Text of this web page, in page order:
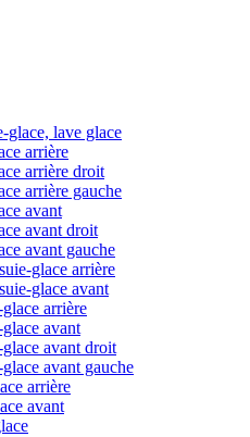
glace, lave glace
arrière
arrière droit
arrière gauche
avant
avant droit
avant gauche
glace arrière
glace avant
arrière
avant
avant droit
avant gauche
arrière
avant